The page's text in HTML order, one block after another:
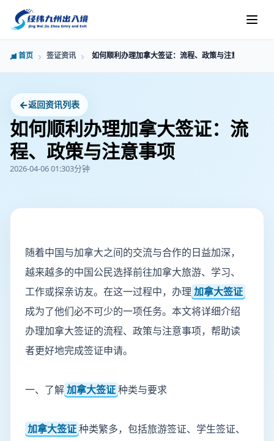
首页 签证资讯 如何顺利办理加拿大签证：流程、政策与注意事项
←返回资讯列表
如何顺利办理加拿大签证：流
程、政策与注意事项
2026-04-06 01:303分钟
随着中国与加拿大之间的交流与合作的日益加深，
越来越多的中国公民选择前往加拿大旅游、学习、
工作或探亲访友。在这一过程中，办理 加拿大签证
成为了他们必不可少的一项任务。本文将详细介绍
办理加拿大签证的流程、政策与注意事项，帮助读
者更好地完成签证申请。
一、了解加拿大签证种类与要求
加拿大签证种类繁多，包括旅游签证、学生签证、